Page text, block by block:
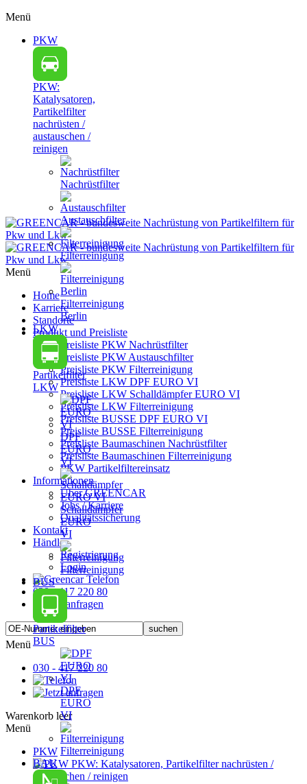
Menü
PKW
PKW:
Katalysatoren,
Partikelfilter
nachrüsten /
austauschen /
reinigen
Nachrüstfilter
Austauschfilter
Filterreinigung
Filterreinigung
Berlin
LKW
Partikelfilter
LKW
DPF
EURO
VI
Schalldämpfer
EURO
VI
Filterreinigung
BUS
Partikelfilter
BUS
DPF
EURO
VI
Filterreinigung
BAU
Menü
Home
Karriere
Standorte
Produkt und Preisliste
Preisliste PKW Nachrüstfilter
Preisliste PKW Austauschfilter
Preisliste PKW Filterreinigung
Preisliste LKW DPF EURO VI
Preisliste LKW Schalldämpfer EURO VI
Preisliste LKW Filterreinigung
Preisliste BUSSE DPF EURO VI
Preisliste BUSSE Filterreinigung
Preisliste Baumaschinen Nachrüstfilter
Preisliste Baumaschinen Filterreinigung
PKW Partikelfiltereinsatz
Informationen
Über GREENCAR
Jobs / Karriere
Qualitätssicherung
Kontakt
Händler
Registrierung
Login
030 - 417 220 80
Menü
030 - 417 220 80
Warenkorb leer
Menü
PKW
PKW: Katalysatoren, Partikelfilter nachrüsten /
austauschen / reinigen